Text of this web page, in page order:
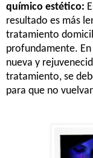
químico estético:
resultado es más
tratamiento
profundamente. En
nueva y
tratamiento, se
para que no